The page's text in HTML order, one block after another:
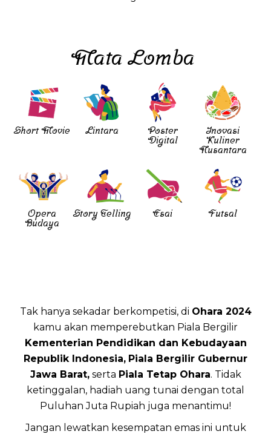
Mata Lomba
Short Movie Lintara
Poster
Digital
Inovasi
Kuliner
Nusantara
Opera
Budaya
Story Telling Esai Futsal
Tak hanya sekadar berkompetisi, di Ohara 2024
kamu akan memperebutkan Piala Bergilir
Kementerian Pendidikan dan Kebudayaan
Republik Indonesia, Piala Bergilir Gubernur
Jawa Barat,serta Piala Tetap Ohara. Tidak
ketinggalan, hadiah uang tunai dengan total
Puluhan Juta Rupiah juga menantimu!
Jangan lewatkan kesempatan emas ini untuk